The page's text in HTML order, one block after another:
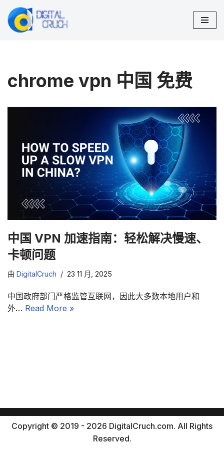
跳
chrome vpn 中国 免费
中国 VPN 加速指南：轻松解决慢速、
卡顿问题
由 DigitalCruch 23 11 月, 2025
中国政府部门严格监管互联网，因此大多数本地用户和
外… Read More »
Copyright © 2019 - 2026 DigitalCruch.com. All Rights
Reserved.